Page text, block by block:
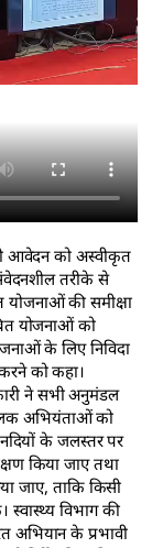
आवेदन को अस्वीकृत
तरीके से
योजनाओं की समीक्षा
योजनाओं को
के लिए निविदा
करने को कहा।
ने सभी अनुमंडल
अभियंताओं को
नदियों के जलस्तर पर
किया जाए तथा
जाए, ताकि किसी
स्वास्थ्य विभाग की
अभियान के प्रभावी